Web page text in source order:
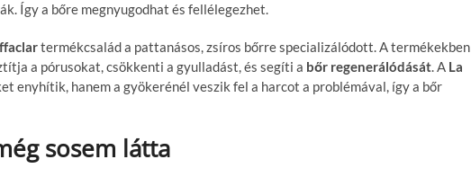
Így a bőre megnyugodhat és fellélegezhet.
termékcsalád a pattanásos, zsíros bőrre specializálódott. A termékekben
a pórusokat, csökkenti a gyulladást, és segíti a bőr regenerálódását. A La
enyhítik, hanem a gyökerénél veszik fel a harcot a problémával, így a bőr
sosem látta